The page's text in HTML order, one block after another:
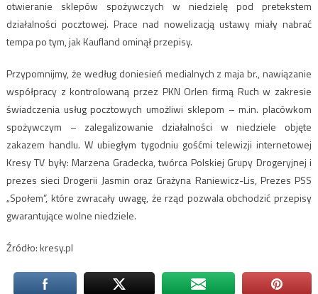
otwieranie sklepów spożywczych w niedzielę pod pretekstem
działalności pocztowej. Prace nad nowelizacją ustawy miały nabrać
tempa po tym, jak Kaufland ominął przepisy.
Przypomnijmy, że według doniesień medialnych z maja br., nawiązanie
współpracy z kontrolowaną przez PKN Orlen firmą Ruch w zakresie
świadczenia usług pocztowych umożliwi sklepom – m.in. placówkom
spożywczym – zalegalizowanie działalności w niedziele objęte
zakazem handlu. W ubiegłym tygodniu gośćmi telewizji internetowej
Kresy TV były: Marzena Gradecka, twórca Polskiej Grupy Drogeryjnej i
prezes sieci Drogerii Jasmin oraz Grażyna Raniewicz-Lis, Prezes PSS
„Społem”, które zwracały uwagę, że rząd pozwala obchodzić przepisy
gwarantujące wolne niedziele.
Źródło: kresy.pl